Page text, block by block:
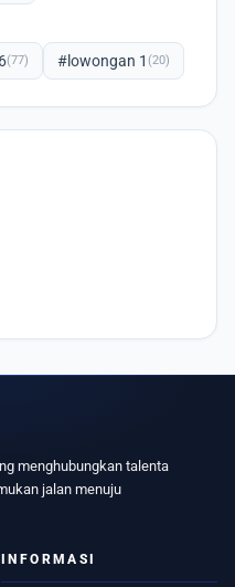
(77) #lowongan 1 (20)
menghubungkan talenta
jalan menuju
INFORMASI